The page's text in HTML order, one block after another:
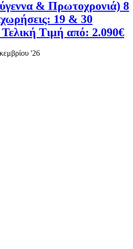
& Πρωτοχρονιά) 8
19 & 30
Τιμή από: 2.090€
'26